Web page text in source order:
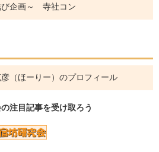
び企画～ 寺社コン
（ほーりー）のプロフィール
注目記事を受け取ろう